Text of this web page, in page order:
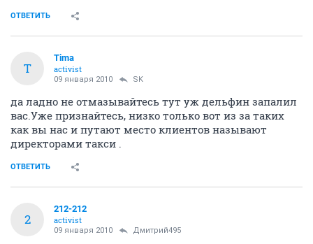
ОТВЕТИТЬ
T
Tima
activist
09 января 2010 SK
да ладно не отмазывайтесь тут уж дельфин запалил
вас.Уже признайтесь, низко только вот из за таких
как вы нас и путают место клиентов называют
директорами такси .
ОТВЕТИТЬ
2
212-212
activist
09 января 2010 Дмитрий495